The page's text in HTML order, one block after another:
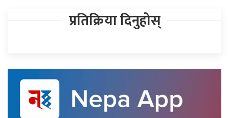
प्रतिक्रिया दिनुहोस्